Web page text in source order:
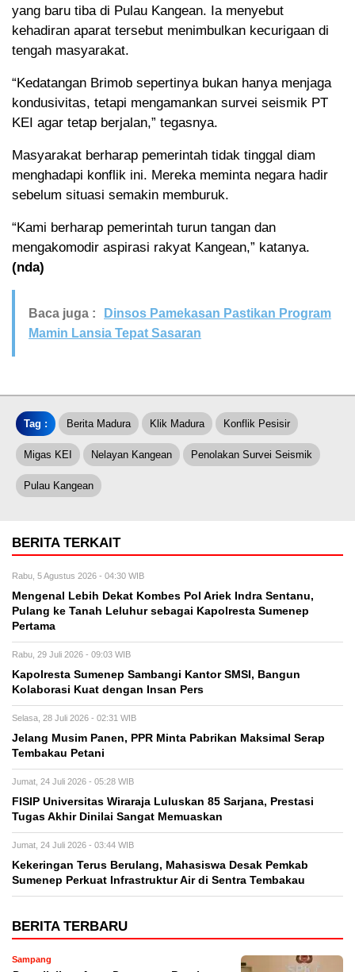
yang baru tiba di Pulau Kangean. Ia menyebut
kehadiran aparat tersebut menimbulkan kecurigaan di
tengah masyarakat.
“Kedatangan Brimob sepertinya bukan hanya menjaga
kondusivitas, tetapi mengamankan survei seismik PT
KEI agar tetap berjalan,” tegasnya.
Masyarakat berharap pemerintah tidak tinggal diam
menghadapi konflik ini. Mereka meminta negara hadir
sebelum situasi semakin memburuk.
“Kami berharap pemerintah turun tangan dan
mengakomodir aspirasi rakyat Kangean,” katanya.
(nda)
Baca juga :
Dinsos Pamekasan Pastikan Program
Mamin Lansia Tepat Sasaran
Tag : Berita Madura Klik Madura Konflik Pesisir
Migas KEI Nelayan Kangean Penolakan Survei Seismik
Pulau Kangean
BERITA TERKAIT
Rabu, 5 Agustus 2026 - 04:30 WIB
Mengenal Lebih Dekat Kombes Pol Ariek Indra Sentanu,
Pulang ke Tanah Leluhur sebagai Kapolresta Sumenep
Pertama
Rabu, 29 Juli 2026 - 09:03 WIB
Kapolresta Sumenep Sambangi Kantor SMSI, Bangun
Kolaborasi Kuat dengan Insan Pers
Selasa, 28 Juli 2026 - 02:31 WIB
Jelang Musim Panen, PPR Minta Pabrikan Maksimal Serap
Tembakau Petani
Jumat, 24 Juli 2026 - 05:28 WIB
FISIP Universitas Wiraraja Luluskan 85 Sarjana, Prestasi
Tugas Akhir Dinilai Sangat Memuaskan
Jumat, 24 Juli 2026 - 03:44 WIB
Kekeringan Terus Berulang, Mahasiswa Desak Pemkab
Sumenep Perkuat Infrastruktur Air di Sentra Tembakau
BERITA TERBARU
Sampang